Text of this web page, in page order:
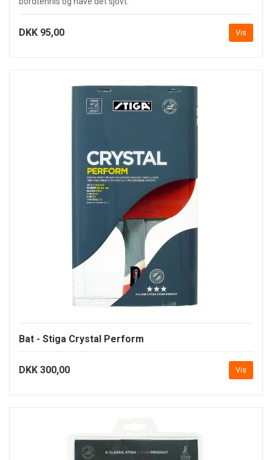
DKK 95,00 Vis
Bat - Stiga Crystal Perform
DKK 300,00 Vis